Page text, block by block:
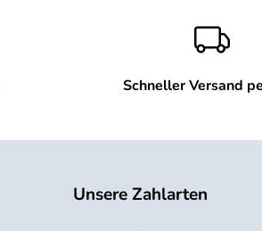
Schneller Versand
Unsere Zahlarten